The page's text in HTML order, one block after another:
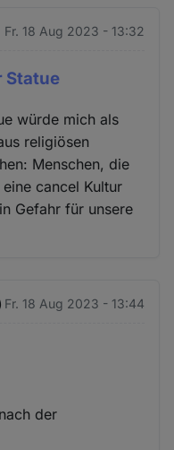
Fr. 18 Aug 2023 - 13:32
Statue
würde mich als
religiösen
Menschen, die
cancel Kultur
Gefahr für unsere
Fr. 18 Aug 2023 - 13:44
der